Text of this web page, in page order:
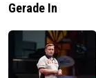
Gerade In